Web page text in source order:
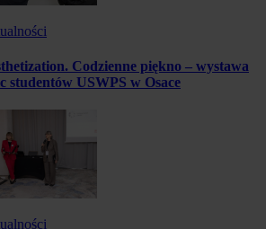
Codzienne piękno – wystawa
studentów USWPS w Osace